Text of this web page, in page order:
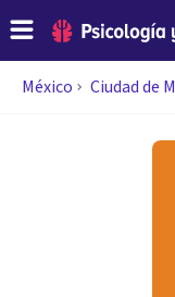
México Ciudad de